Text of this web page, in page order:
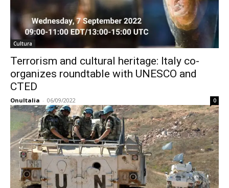
Cultura
Terrorism and cultural heritage: Italy co-
organizes roundtable with UNESCO and
CTED
OnuItalia - 06/09/2022 0